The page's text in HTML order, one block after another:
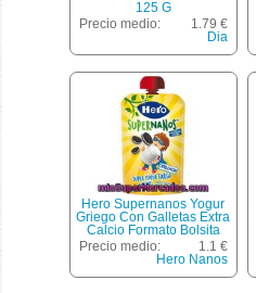
125 G
Precio medio:
1.79 €
Dia
Hero Supernanos Yogur
Griego Con Galletas Extra
Calcio Formato Bolsita
Pouche Envase 120 G
Precio medio:
1.1 €
Hero Nanos